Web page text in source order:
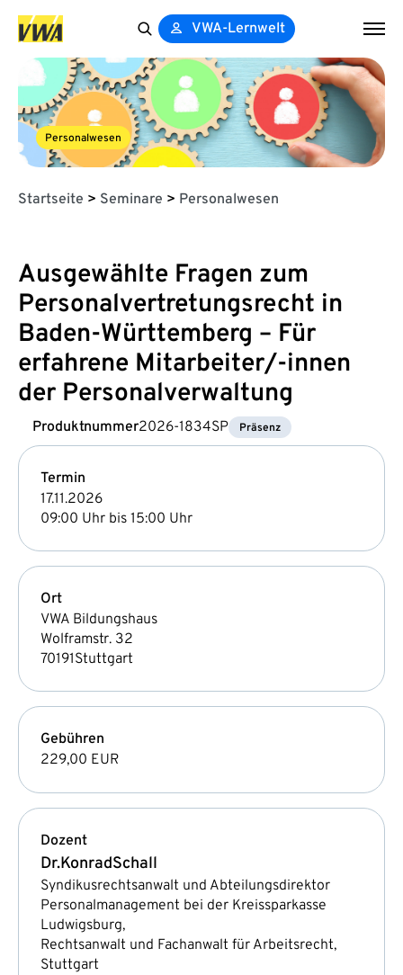
for:
VWA-Lernwelt
Personalwesen
Startseite > Seminare > Personalwesen
Ausgewählte Fragen zum
Personalvertretungsrecht in
Baden-Württemberg – Für
erfahrene Mitarbeiter/-innen
der Personalverwaltung
Produktnummer2026-1834SP Präsenz
Termin
17.11.2026
09:00 Uhr bis 15:00 Uhr
Ort
VWA Bildungshaus
Wolframstr. 32
70191Stuttgart
Gebühren
229,00 EUR
Dozent
Dr.KonradSchall
Syndikusrechtsanwalt und Abteilungsdirektor
Personalmanagement bei der Kreissparkasse
Ludwigsburg,
Rechtsanwalt und Fachanwalt für Arbeitsrecht,
Stuttgart